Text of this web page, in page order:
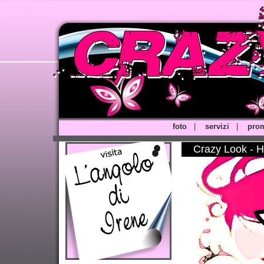
foto| servizi
Crazy Look -